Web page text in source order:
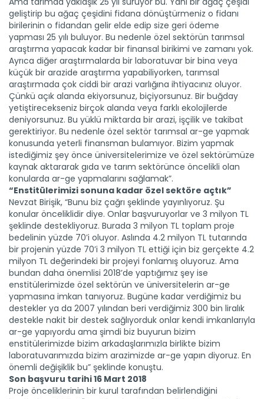
geliştirip bu ağaç çeşidini fidana dönüştürmeniz o fidanı
birilerinin o fidandan gelir elde edip size geri ödeme
yapması 25 yılı buluyor. Bu nedenle özel sektörün tarımsal
araştırma yapacak kadar bir finansal birikimi ve zamanı yok.
Ayrıca diğer araştırmalarda bir laboratuvar bir bina veya
küçük bir arazide araştırma yapabiliyorken, tarımsal
araştırmada çok ciddi bir arazi varlığına ihtiyacınız oluyor.
Çünkü açık alanda ekiyorsunuz, biçiyorsunuz. Bir buğday
yetiştirecekseniz birçok alanda veya farklı ekolojilerde
deniyorsunuz. Bu yüklü miktarda bir arazi, işçilik ve takibat
gerektiriyor. Bu nedenle özel sektör tarımsal ar-ge yapmak
konusunda yeterli finansman bulamıyor. Bizim yapmak
istediğimiz şey önce üniversitelerimize ve özel sektörümüze
kaynak aktararak gıda ve tarım sektörünce öncelikli olan
konularda ar-ge yapmalarını sağlamak”.
“Enstitülerimizi sonuna kadar özel sektöre açtık”
Nevzat Birişik, “Bunu biz çağrı şeklinde yayınlıyoruz. Şu
konular önceliklidir diye. Onlar başvuruyorlar ve 3 milyon TL
şeklinde destekliyoruz. Burada 3 milyon TL toplam proje
bedelinin yüzde 70’i oluyor. Aslında 4.2 milyon TL tutarında
bir projenin yüzde 70’i 3 milyon TL ettiği için biz gerçekte 4.2
milyon TL değerindeki bir projeyi fonlamış oluyoruz. Ama
bundan daha önemlisi 2018’de yaptığımız şey ise
enstitülerimizde özel sektörün ve üniversitelerin ar-ge
yapmasına imkan tanıyoruz. Bugüne kadar verdiğimiz bu
destekler ya da 2007 yılından beri verdiğimiz 300 bin liralık
destekle nakit bir destek sağlıyorduk onlar kendi imkanlarıyla
ar-ge yapıyordu ama şimdi biz buyurun bizim
enstitülerimizde bizim arkadaşlarımızla birlikte bizim
laboratuvarımızda bizim arazimizde ar-ge yapın diyoruz. En
önemli değişiklik bu” şeklinde konuştu.
Son başvuru tarihi 16 Mart 2018
Proje önceliklerinin bir kurul tarafından belirlendiğini